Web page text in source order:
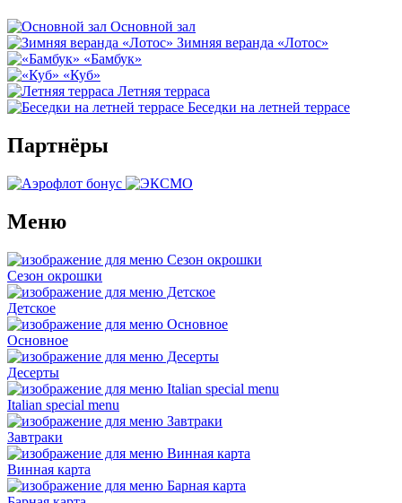
Основной зал
Зимняя веранда «Лотос»
«Бамбук»
«Куб»
Летняя терраса
Беседки на летней террасе
Партнёры
Меню
Сезон окрошки
Детское
Основное
Десерты
Italian special menu
Завтраки
Винная карта